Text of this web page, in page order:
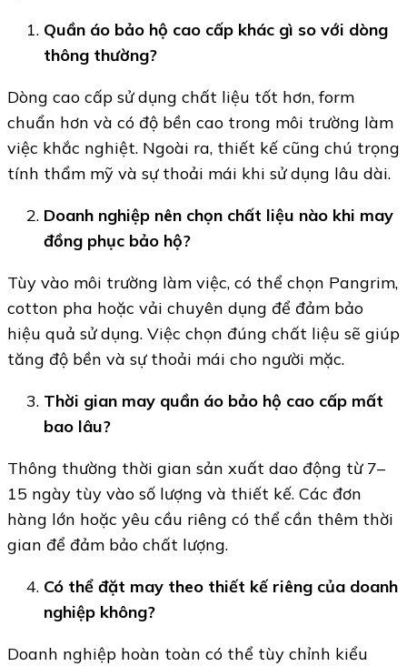
Quần áo bảo hộ cao cấp khác gì so với dòng
thông thường?
Dòng cao cấp sử dụng chất liệu tốt hơn, form
chuẩn hơn và có độ bền cao trong môi trường làm
việc khắc nghiệt. Ngoài ra, thiết kế cũng chú trọng
tính thẩm mỹ và sự thoải mái khi sử dụng lâu dài.
Doanh nghiệp nên chọn chất liệu nào khi may
đồng phục bảo hộ?
Tùy vào môi trường làm việc, có thể chọn Pangrim,
cotton pha hoặc vải chuyên dụng để đảm bảo
hiệu quả sử dụng. Việc chọn đúng chất liệu sẽ giúp
tăng độ bền và sự thoải mái cho người mặc.
Thời gian may quần áo bảo hộ cao cấp mất
bao lâu?
Thông thường thời gian sản xuất dao động từ 7–
15 ngày tùy vào số lượng và thiết kế. Các đơn
hàng lớn hoặc yêu cầu riêng có thể cần thêm thời
gian để đảm bảo chất lượng.
Có thể đặt may theo thiết kế riêng của doanh
nghiệp không?
Doanh nghiệp hoàn toàn có thể tùy chỉnh kiểu